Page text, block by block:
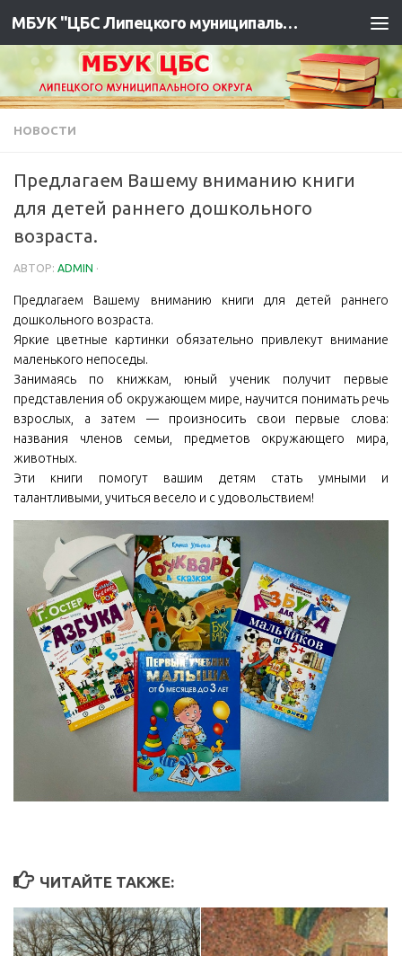
МБУК "ЦБС Липецкого муниципального района"
НОВОСТИ
Предлагаем Вашему вниманию книги
для детей раннего дошкольного
возраста.
АВТОР: ADMIN ·
Предлагаем Вашему вниманию книги для детей раннего
дошкольного возраста.
Яркие цветные картинки обязательно привлекут внимание
маленького непоседы.
Занимаясь по книжкам, юный ученик получит первые
представления об окружающем мире, научится понимать речь
взрослых, а затем — произносить свои первые слова:
названия членов семьи, предметов окружающего мира,
животных.
Эти книги помогут вашим детям стать умными и
талантливыми, учиться весело и с удовольствием!
ЧИТАЙТЕ ТАКЖЕ: